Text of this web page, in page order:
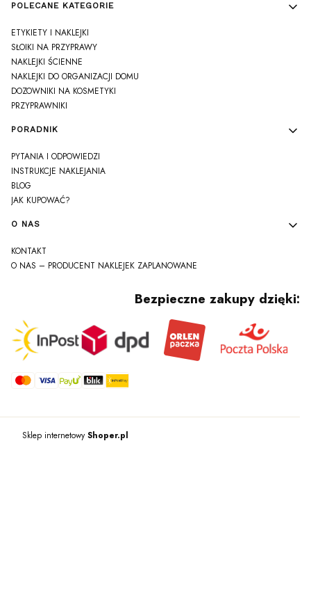
POLECANE KATEGORIE
ETYKIETY I NAKLEJKI
SŁOIKI NA PRZYPRAWY
NAKLEJKI ŚCIENNE
NAKLEJKI DO ORGANIZACJI DOMU
DOZOWNIKI NA KOSMETYKI
PRZYPRAWNIKI
PORADNIK
PYTANIA I ODPOWIEDZI
INSTRUKCJE NAKLEJANIA
BLOG
JAK KUPOWAĆ?
O NAS
KONTAKT
O NAS – PRODUCENT NAKLEJEK ZAPLANOWANE
Bezpieczne zakupy dzięki:
Sklep internetowyShoper.pl